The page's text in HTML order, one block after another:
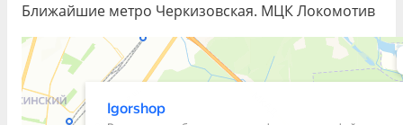
Ближайшие метро Черкизовская. МЦК Локомотив